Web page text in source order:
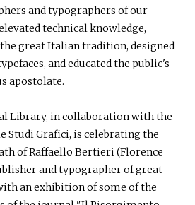
and typographers of our
technical knowledge,
great Italian tradition, designed
and educated the public's
apostolate.
Library, in collaboration with the
Studi Grafici, is celebrating the
of Raffaello Bertieri (Florence
and typographer of great
an exhibition of some of the